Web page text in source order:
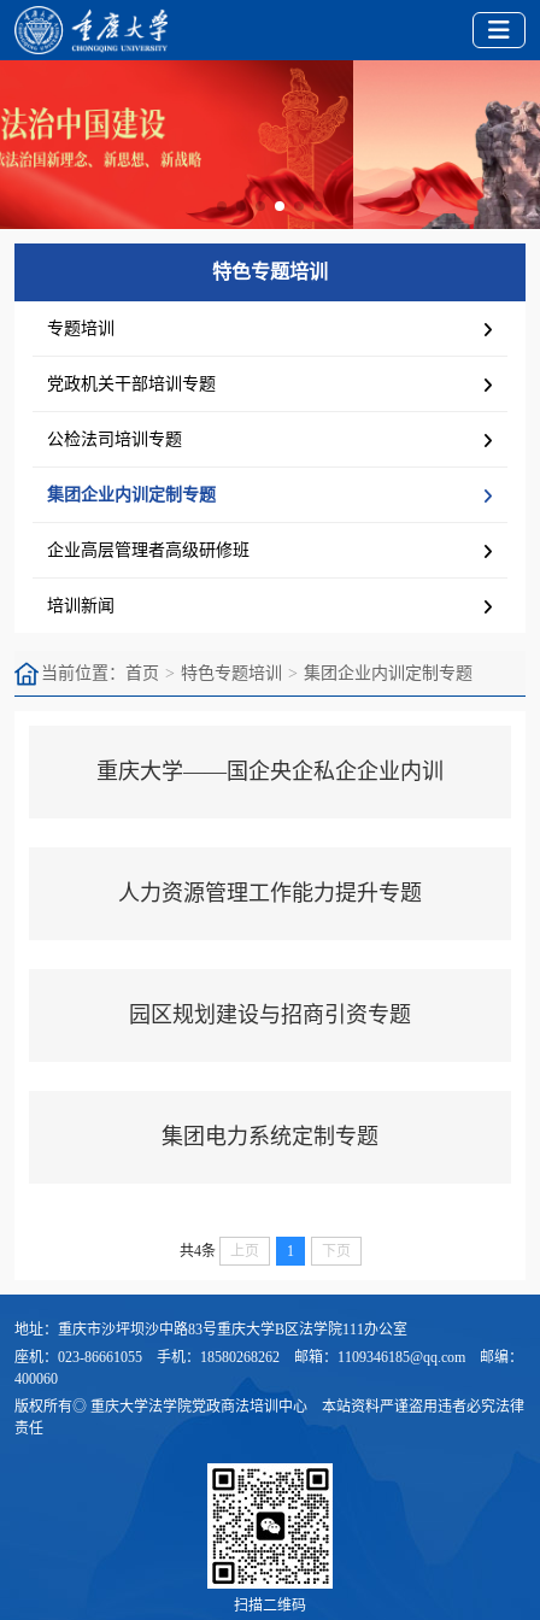
特色专题培训
专题培训
党政机关干部培训专题
公检法司培训专题
集团企业内训定制专题
企业高层管理者高级研修班
培训新闻
当前位置： 首页 特色专题培训 集团企业内训定制专题
重庆大学——国企央企私企企业内训
人力资源管理工作能力提升专题
园区规划建设与招商引资专题
集团电力系统定制专题
共4条 上页 1 下页
地址：重庆市沙坪坝沙中路83号重庆大学B区法学院111办公室
座机：023-86661055
手机：18580268262 邮箱：1109346185@qq.com
邮编：
400060
版权所有◎ 重庆大学法学院党政商法培训中心
本站资料严谨盗用违者必究法律
责任
扫描二维码